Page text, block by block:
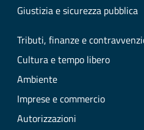
Giustizia e sicurezza pubblica
Tributi, finanze e
Cultura e tempo libero
Ambiente
Imprese e commercio
Autorizzazioni